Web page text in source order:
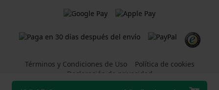
Términos y Condiciones de Uso
Política de cookies
Declaración de privacidad